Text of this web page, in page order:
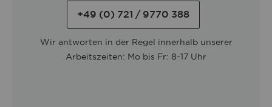
+49 (0) 721 / 9770 388
Wir antworten in der Regel innerhalb unserer
Arbeitszeiten: Mo bis Fr: 8-17 Uhr